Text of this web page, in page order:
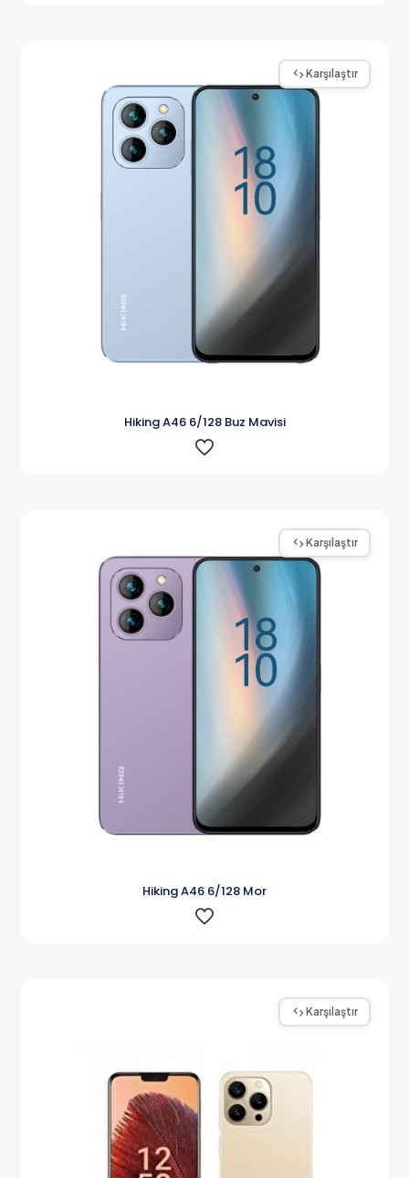
Karşılaştır
Hiking A46 6/128 Buz Mavisi
Karşılaştır
Hiking A46 6/128 Mor
Karşılaştır